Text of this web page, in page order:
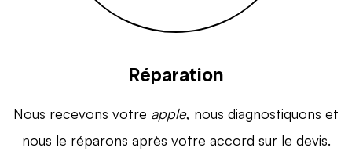
Réparation
Nous recevons votre apple, nous diagnostiquons et
nous le réparons après votre accord sur le devis.